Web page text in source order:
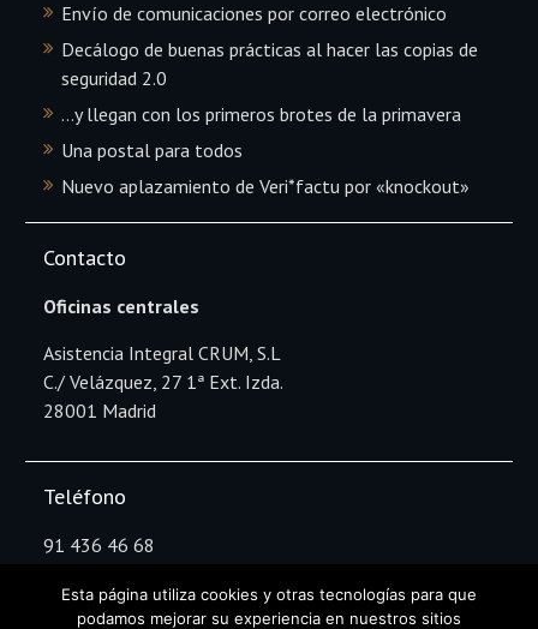
Envío de comunicaciones por correo electrónico
Decálogo de buenas prácticas al hacer las copias de
seguridad 2.0
…y llegan con los primeros brotes de la primavera
Una postal para todos
Nuevo aplazamiento de Veri*factu por «knockout»
Contacto
Oficinas centrales
Asistencia Integral CRUM, S.L
C./ Velázquez, 27 1ª Ext. Izda.
28001 Madrid
Teléfono
91 436 46 68
Esta página utiliza cookies y otras tecnologías para que
podamos mejorar su experiencia en nuestros sitios